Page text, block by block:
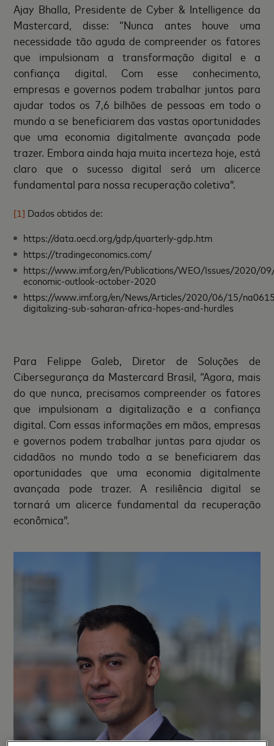
Ajay Bhalla, Presidente de Cyber ​​& Intelligence da
Mastercard, disse: “Nunca antes houve uma
necessidade tão aguda de compreender os fatores
que impulsionam a transformação digital e a
confiança digital. Com esse conhecimento,
empresas e governos podem trabalhar juntos para
ajudar todos os 7,6 bilhões de pessoas em todo o
mundo a se beneficiarem das vastas oportunidades
que uma economia digitalmente avançada pode
trazer. Embora ainda haja muita incerteza hoje, está
claro que o sucesso digital será um alicerce
fundamental para nossa recuperação coletiva”.
[1] Dados obtidos de:
https://data.oecd.org/gdp/quarterly-gdp.htm
https://tradingeconomics.com/
https://www.imf.org/en/Publications/WEO/Issues/2020/
economic-outlook-october-2020
https://www.imf.org/en/News/Articles/2020/06/15/
digitalizing-sub-saharan-africa-hopes-and-hurdles
Para Felippe Galeb, Diretor de Soluções de
Cibersegurança da Mastercard Brasil, “Agora, mais
do que nunca, precisamos compreender os fatores
que impulsionam a digitalização e a confiança
digital. Com essas informações em mãos, empresas
e governos podem trabalhar juntas para ajudar os
cidadãos no mundo todo a se beneficiarem das
oportunidades que uma economia digitalmente
avançada pode trazer. A resiliência digital se
tornará um alicerce fundamental da recuperação
econômica”.